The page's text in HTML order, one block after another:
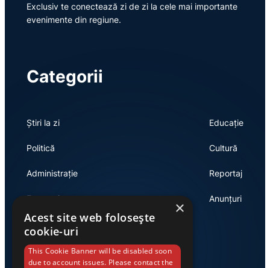
Exclusiv te conectează zi de zi la cele mai importante
evenimente din regiune.
Categorii
Știri la zi
Politică
Administrație
Economie
Educație
Cultură
Reportaj
Anunțuri
Link-uri utile
×
Acest site web folosește
cookie-uri
This Cookie Banner will be disabled soon
due to account issues. Please contact the